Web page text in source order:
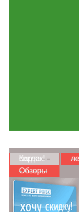
Карта скидок!
Обзоры